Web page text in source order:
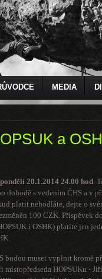
MEDIA
a
pondělí 20.1.2014 24.00 hod.
dohodě s vedením ČHS a v
platit nehodláte, dejte o
100 CZK. Příspěvek
i OSHK) platíte jen
budou muset vyplnit kromě
HOPSUKu -